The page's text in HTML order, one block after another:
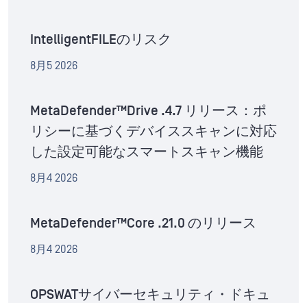
IntelligentFILEのリスク
8月5 2026
MetaDefender™Drive .4.7 リリース：ポ
リシーに基づくデバイススキャンに対応
した設定可能なスマートスキャン機能
8月4 2026
MetaDefender™Core .21.0 のリリース
8月4 2026
OPSWATサイバーセキュリティ・ドキュ